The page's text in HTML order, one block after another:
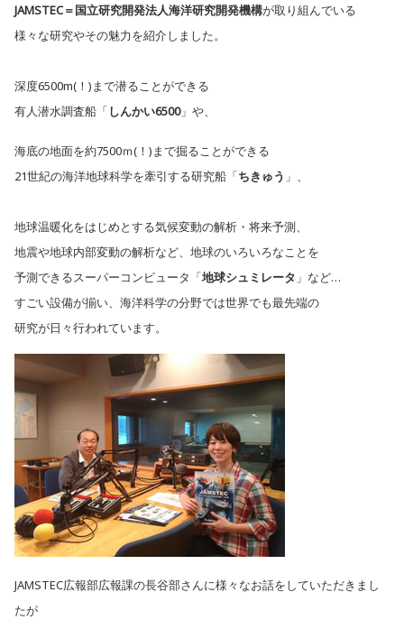
JAMSTEC＝国立研究開発法人海洋研究開発機構が取り組んでいる
様々な研究やその魅力を紹介しました。
深度6500m(！)まで潜ることができる
有人潜水調査船「しんかい6500」や、
海底の地面を約7500ｍ(！)まで掘ることができる
21世紀の海洋地球科学を牽引する研究船「ちきゅう 」、
地球温暖化をはじめとする気候変動の解析・将来予測、
地震や地球内部変動の解析など、地球のいろいろなことを
予測できるスーパーコンピュータ「地球シュミレータ 」など…
すごい設備が揃い、海洋科学の分野では世界でも最先端の
研究が日々行われています。
JAMSTEC広報部広報課の長谷部さんに様々なお話をしていただきまし
たが